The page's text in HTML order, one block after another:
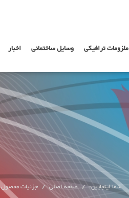
ملزومات ترافیکی وسایل ساختمانی اخبار
شما اینجایین: صفحه اصلی جزئیات محصول